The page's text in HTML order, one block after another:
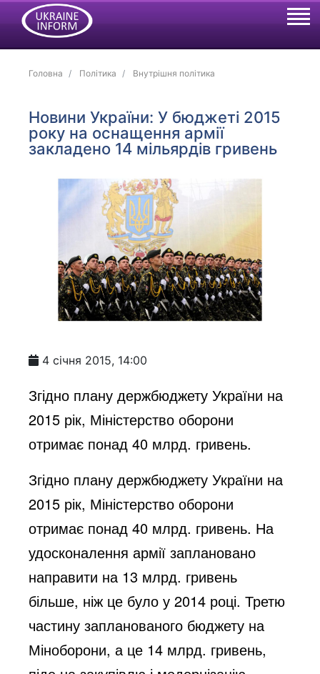
Головна Політика Внутрішня політика
Новини України: У бюджеті 2015
року на оснащення армії
закладено 14 мільярдів гривень
4 січня 2015, 14:00
Згідно плану держбюджету України на
2015 рік, Міністерство оборони
отримає понад 40 млрд. гривень.
Згідно плану держбюджету України на
2015 рік, Міністерство оборони
отримає понад 40 млрд. гривень. На
удосконалення армії заплановано
направити на 13 млрд. гривень
більше, ніж це було у 2014 році. Третю
частину запланованого бюджету на
Міноборони, а це 14 млрд. гривень,